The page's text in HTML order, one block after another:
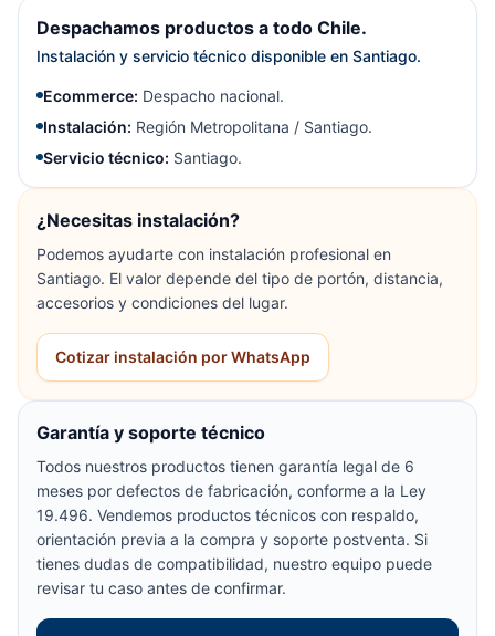
Despachamos productos a todo Chile.
Instalación y servicio técnico disponible en Santiago.
Ecommerce: Despacho nacional.
Instalación: Región Metropolitana / Santiago.
Servicio técnico: Santiago.
¿Necesitas instalación?
Podemos ayudarte con instalación profesional en
Santiago. El valor depende del tipo de portón, distancia,
accesorios y condiciones del lugar.
Cotizar instalación por WhatsApp
Garantía y soporte técnico
Todos nuestros productos tienen garantía legal de 6
meses por defectos de fabricación, conforme a la Ley
19.496. Vendemos productos técnicos con respaldo,
orientación previa a la compra y soporte postventa. Si
tienes dudas de compatibilidad, nuestro equipo puede
revisar tu caso antes de confirmar.